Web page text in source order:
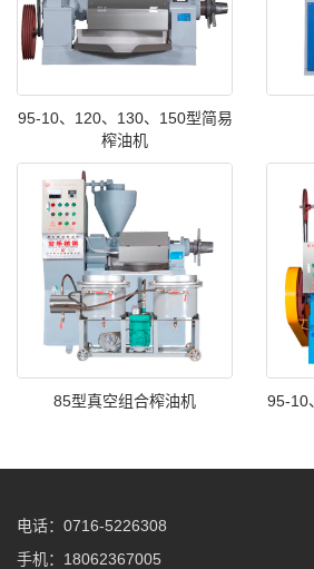
95-10、120、130、150型简易
榨油机
85型真空组合榨油机
95-10
电话：0716-5226308
手机：18062367005